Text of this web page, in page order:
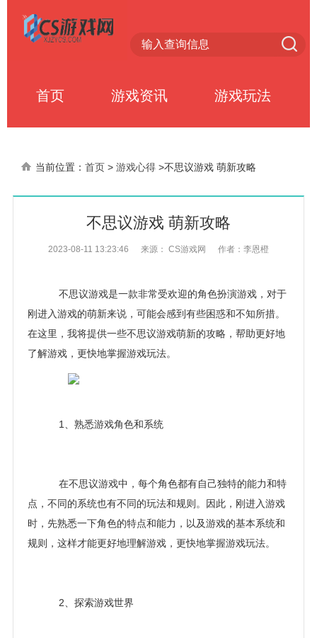
首页 游戏资讯 游戏玩法
当前位置： 首页 > 游戏心得 >不思议游戏 萌新攻略
不思议游戏 萌新攻略
2023-08-11 13:23:46 来源： CS游戏网 作者：李恩橙
不思议游戏是一款非常受欢迎的角色扮演游戏，对于
刚进入游戏的萌新来说，可能会感到有些困惑和不知所措。
在这里，我将提供一些不思议游戏萌新的攻略，帮助更好地
了解游戏，更快地掌握游戏玩法。
1、熟悉游戏角色和系统
在不思议游戏中，每个角色都有自己独特的能力和特
点，不同的系统也有不同的玩法和规则。因此，刚进入游戏
时，先熟悉一下角色的特点和能力，以及游戏的基本系统和
规则，这样才能更好地理解游戏，更快地掌握游戏玩法。
2、探索游戏世界